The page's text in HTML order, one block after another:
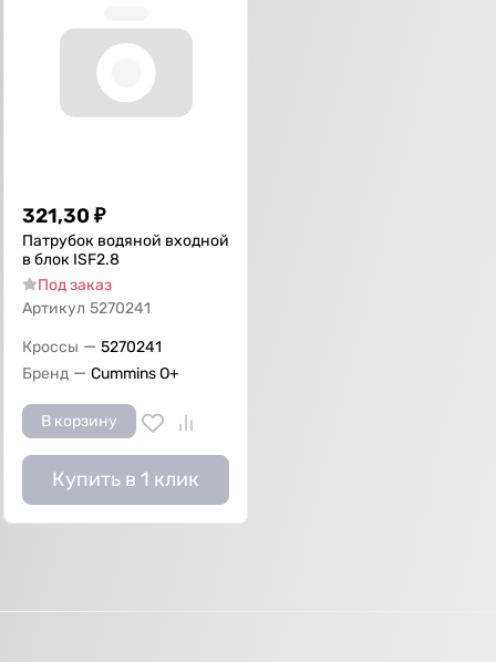
321,30 ₽
Патрубок водяной входной
в блок ISF2.8
Под заказ
Артикул 5270241
Кроссы — 5270241
Бренд — Cummins O+
В корзину
Купить в 1 клик